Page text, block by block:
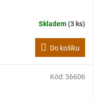
Skladem(3 ks)
Do košíku
Kód:36606